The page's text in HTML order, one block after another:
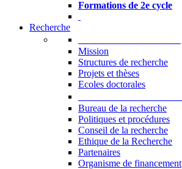
Formations de 2e cycle
Recherche
Mission
Structures de recherche
Projets et thèses
Ecoles doctorales
Bureau de la recherche
Politiques et procédures
Conseil de la recherche
Ethique de la Recherche
Partenaires
Organisme de financement